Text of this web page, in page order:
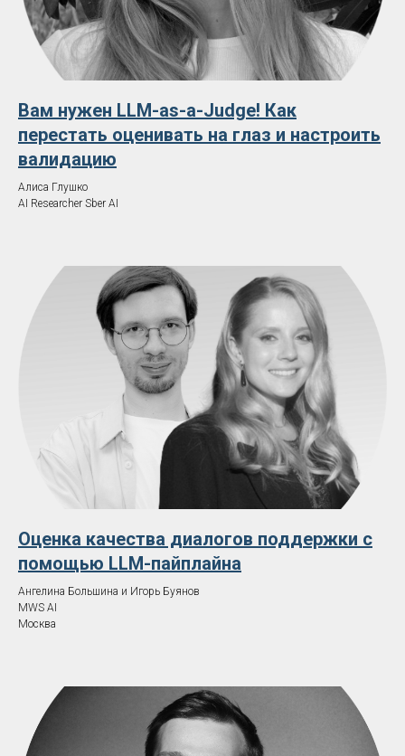
Вам нужен LLM-as-a-Judge! Как
перестать оценивать на глаз и настроить
валидацию
Алиса Глушко
AI Researcher Sber AI
Оценка качества диалогов поддержки с
помощью LLM-пайплайна
Ангелина Большина и Игорь Буянов
MWS AI
Москва